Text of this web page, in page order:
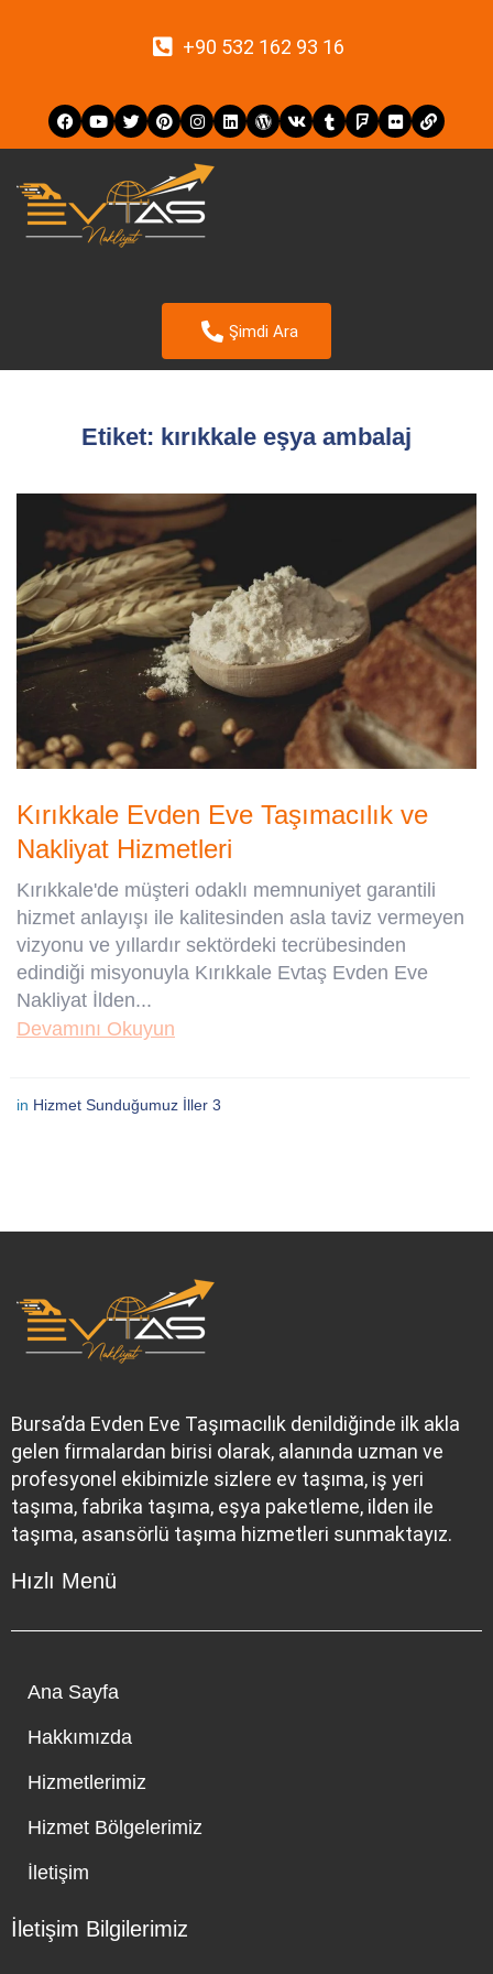
+90 532 162 93 16
Şimdi Ara
Etiket: kırıkkale eşya ambalaj
Kırıkkale Evden Eve Taşımacılık ve
Nakliyat Hizmetleri
Kırıkkale'de müşteri odaklı memnuniyet garantili
hizmet anlayışı ile kalitesinden asla taviz vermeyen
vizyonu ve yıllardır sektördeki tecrübesinden
edindiği misyonuyla Kırıkkale Evtaş Evden Eve
Nakliyat İlden...
Devamını Okuyun
in Hizmet Sunduğumuz İller 3
Bursa’da Evden Eve Taşımacılık denildiğinde ilk akla
gelen firmalardan birisi olarak, alanında uzman ve
profesyonel ekibimizle sizlere ev taşıma, iş yeri
taşıma, fabrika taşıma, eşya paketleme, ilden ile
taşıma, asansörlü taşıma hizmetleri sunmaktayız.
Hızlı Menü
Ana Sayfa
Hakkımızda
Hizmetlerimiz
Hizmet Bölgelerimiz
İletişim
İletişim Bilgilerimiz